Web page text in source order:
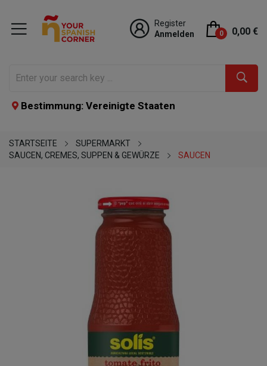
Register
Anmelden
0 0,00 €
Bestimmung: Vereinigte Staaten
STARTSEITE
SUPERMARKT
SAUCEN, CREMES, SUPPEN & GEWÜRZE
SAUCEN